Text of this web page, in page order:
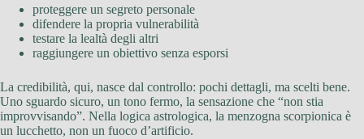
proteggere un segreto personale
difendere la propria vulnerabilità
testare la lealtà degli altri
raggiungere un obiettivo senza esporsi
La credibilità, qui, nasce dal controllo: pochi dettagli, ma scelti bene.
Uno sguardo sicuro, un tono fermo, la sensazione che “non stia
improvvisando”. Nella logica astrologica, la menzogna scorpionica è
un lucchetto, non un fuoco d’artificio.